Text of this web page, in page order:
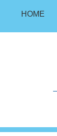
HOME